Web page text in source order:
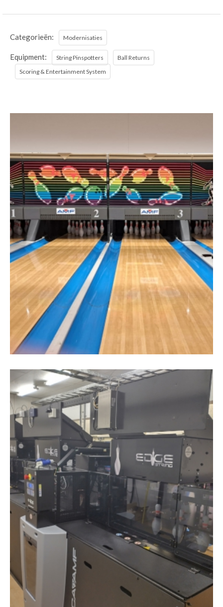
Categorieën: Modernisaties
Equipment: String Pinspotters
Ball Returns
Scoring & Entertainment System